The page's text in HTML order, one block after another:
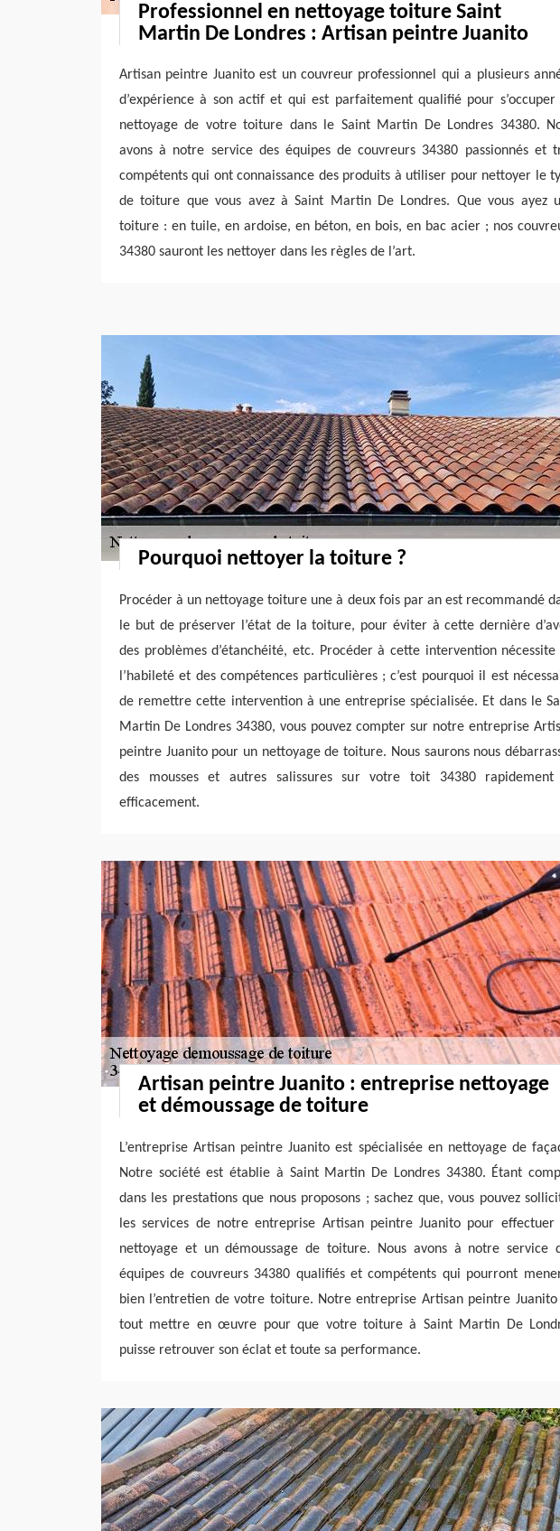
Professionnel en nettoyage toiture Saint
Martin De Londres : Artisan peintre Juanito
Artisan peintre Juanito est un couvreur professionnel qui a plusieurs
d’expérience à son actif et qui est parfaitement qualifié pour s’occuper
nettoyage de votre toiture dans le Saint Martin De Londres 34380.
avons à notre service des équipes de couvreurs 34380 passionnés et
compétents qui ont connaissance des produits à utiliser pour nettoyer le
de toiture que vous avez à Saint Martin De Londres. Que vous ayez
toiture : en tuile, en ardoise, en béton, en bois, en bac acier ; nos
34380 sauront les nettoyer dans les règles de l’art.
Pourquoi nettoyer la toiture ?
Procéder à un nettoyage toiture une à deux fois par an est recommandé
le but de préserver l’état de la toiture, pour éviter à cette dernière
des problèmes d’étanchéité, etc. Procéder à cette intervention nécessite
l’habileté et des compétences particulières ; c’est pourquoi il est
de remettre cette intervention à une entreprise spécialisée. Et dans le
Martin De Londres 34380, vous pouvez compter sur notre entreprise
peintre Juanito pour un nettoyage de toiture. Nous saurons nous
des mousses et autres salissures sur votre toit 34380
efficacement.
Artisan peintre Juanito : entreprise nettoyage
et démoussage de toiture
L’entreprise Artisan peintre Juanito est spécialisée en nettoyage de
Notre société est établie à Saint Martin De Londres 34380. Étant
dans les prestations que nous proposons ; sachez que, vous pouvez
les services de notre entreprise Artisan peintre Juanito pour effectuer
nettoyage et un démoussage de toiture. Nous avons à notre service
équipes de couvreurs 34380 qualifiés et compétents qui pourront
bien l’entretien de votre toiture. Notre entreprise Artisan peintre Juanito
tout mettre en œuvre pour que votre toiture à Saint Martin De
puisse retrouver son éclat et toute sa performance.